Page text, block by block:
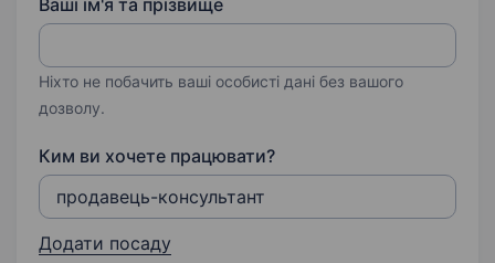
Ваші ім'я та прізвище
Ніхто не побачить ваші особисті дані без вашого
дозволу.
Ким ви хочете працювати?
Додати посаду